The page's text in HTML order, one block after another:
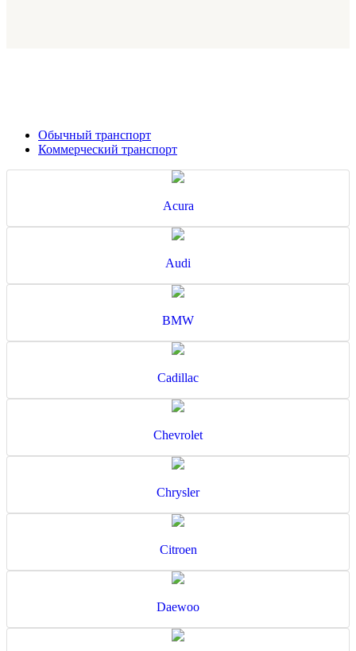
Обычный транспорт
Коммерческий транспорт
Acura
Audi
BMW
Cadillac
Chevrolet
Chrysler
Citroen
Daewoo